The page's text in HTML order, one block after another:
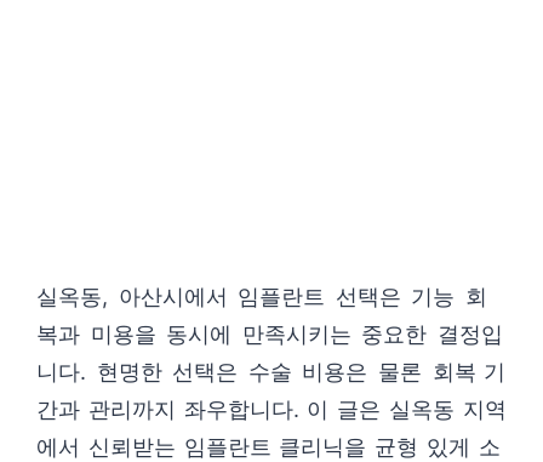
실옥동, 아산시에서 임플란트 선택은 기능 회
복과 미용을 동시에 만족시키는 중요한 결정입
니다. 현명한 선택은 수술 비용은 물론 회복 기
간과 관리까지 좌우합니다. 이 글은 실옥동 지역
에서 신뢰받는 임플란트 클리닉을 균형 있게 소